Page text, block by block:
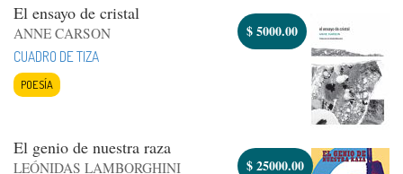
El ensayo de cristal
ANNE CARSON
CUADRO DE TIZA
POESÍA
$5000.00
El genio de nuestra raza
LEÓNIDAS LAMBORGHINI
$25000.00